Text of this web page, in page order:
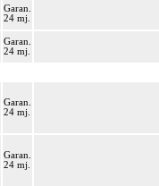
Garan.
24 mj.
Garan.
24 mj.
Garan.
24 mj.
Garan.
24 mj.